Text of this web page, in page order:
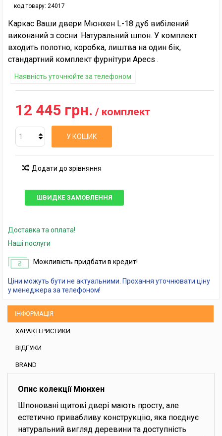
код товару: 24017
Каркас Ваши двери Мюнхен L-18 дуб вибілений
виконаний з сосни. Натуральний шпон. У комплект
входить полотно, коробка, лиштва на один бік,
стандартний комплект фурнітури Apecs .
Наявність уточнюйте за телефоном
12 445 грн. / комплект
У КОШИК
Додати до зрівняння
ШВИДКЕ ЗАМОВЛЕННЯ
Доставка та оплата!
Наші послуги
Можливість придбати в кредит!
Ціни можуть бути не актуальними. Прохання уточнювати ціну
у менеджера за телефоном!
ІНФОРМАЦІЯ
ХАРАКТЕРИСТИКИ
ВІДГУКИ
BRAND
Опис колекції Мюнхен
Шпоновані щитові двері мають просту, але
естетично привабливу конструкцію, яка поєднує
натуральний вигляд деревини та доступність